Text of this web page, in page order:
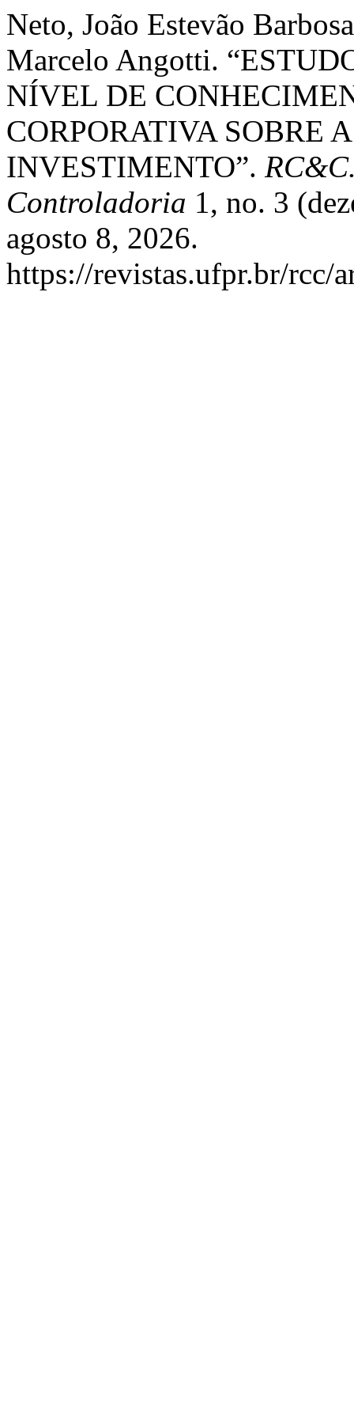
Neto, João Estevão
Marcelo Angotti.
NÍVEL DE
CORPORATIVA SOBRE
INVESTIMENTO”.
Controladoria 1, no. 3
agosto 8, 2026.
https://revistas.ufpr.br/rcc/